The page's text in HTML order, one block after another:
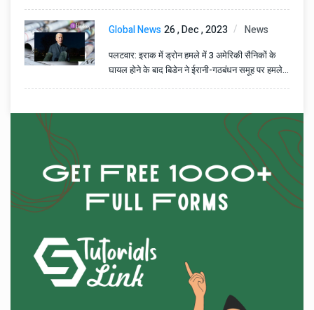
Global News26 , Dec , 2023 News
पलटवार: इराक में ड्रोन हमले में 3 अमेरिकी सैनिकों के
घायल होने के बाद बिडेन ने ईरानी-गठबंधन समूह पर हमले
का आदेश दिया - मध्य पूर्व में तनाव बढ़ रहा है